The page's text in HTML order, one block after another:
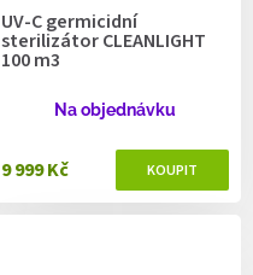
UV-C germicidní
sterilizátor CLEANLIGHT
100 m3
Na objednávku
9 999 Kč